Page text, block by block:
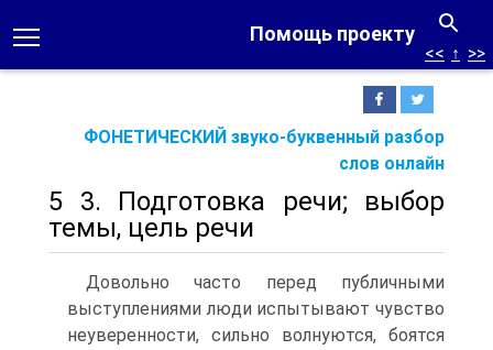
Помощь проекту
ФОНЕТИЧЕСКИЙ звуко-буквенный разбор
слов онлайн
<< ↑ >>
5 3. Подготовка речи; выбор
темы, цель речи
Довольно часто перед публичными
выступлениями люди испытывают чувство
неуверенности, сильно волнуются, боятся